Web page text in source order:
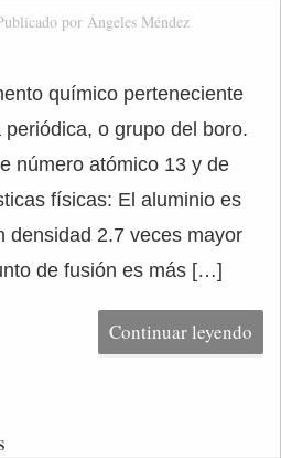
por Ángeles Méndez
químico perteneciente
o grupo del boro.
número atómico 13 y de
físicas: El aluminio es
densidad 2.7 veces mayor
de fusión es más […]
Continuar leyendo